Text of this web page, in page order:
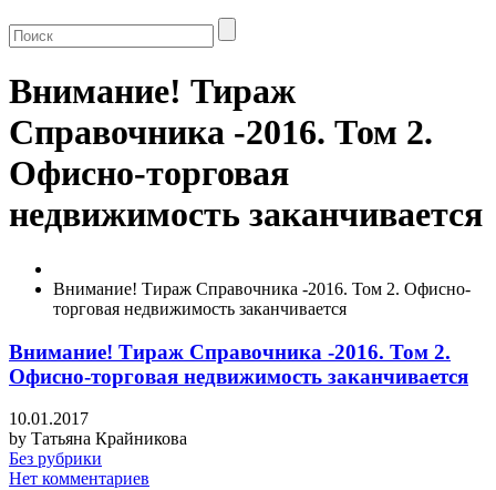
Внимание! Тираж
Справочника -2016. Том 2.
Офисно-торговая
недвижимость заканчивается
Внимание! Тираж Справочника -2016. Том 2. Офисно-
торговая недвижимость заканчивается
Внимание! Тираж Справочника -2016. Том 2.
Офисно-торговая недвижимость заканчивается
10.01.2017
by Татьяна Крайникова
Без рубрики
Нет комментариев